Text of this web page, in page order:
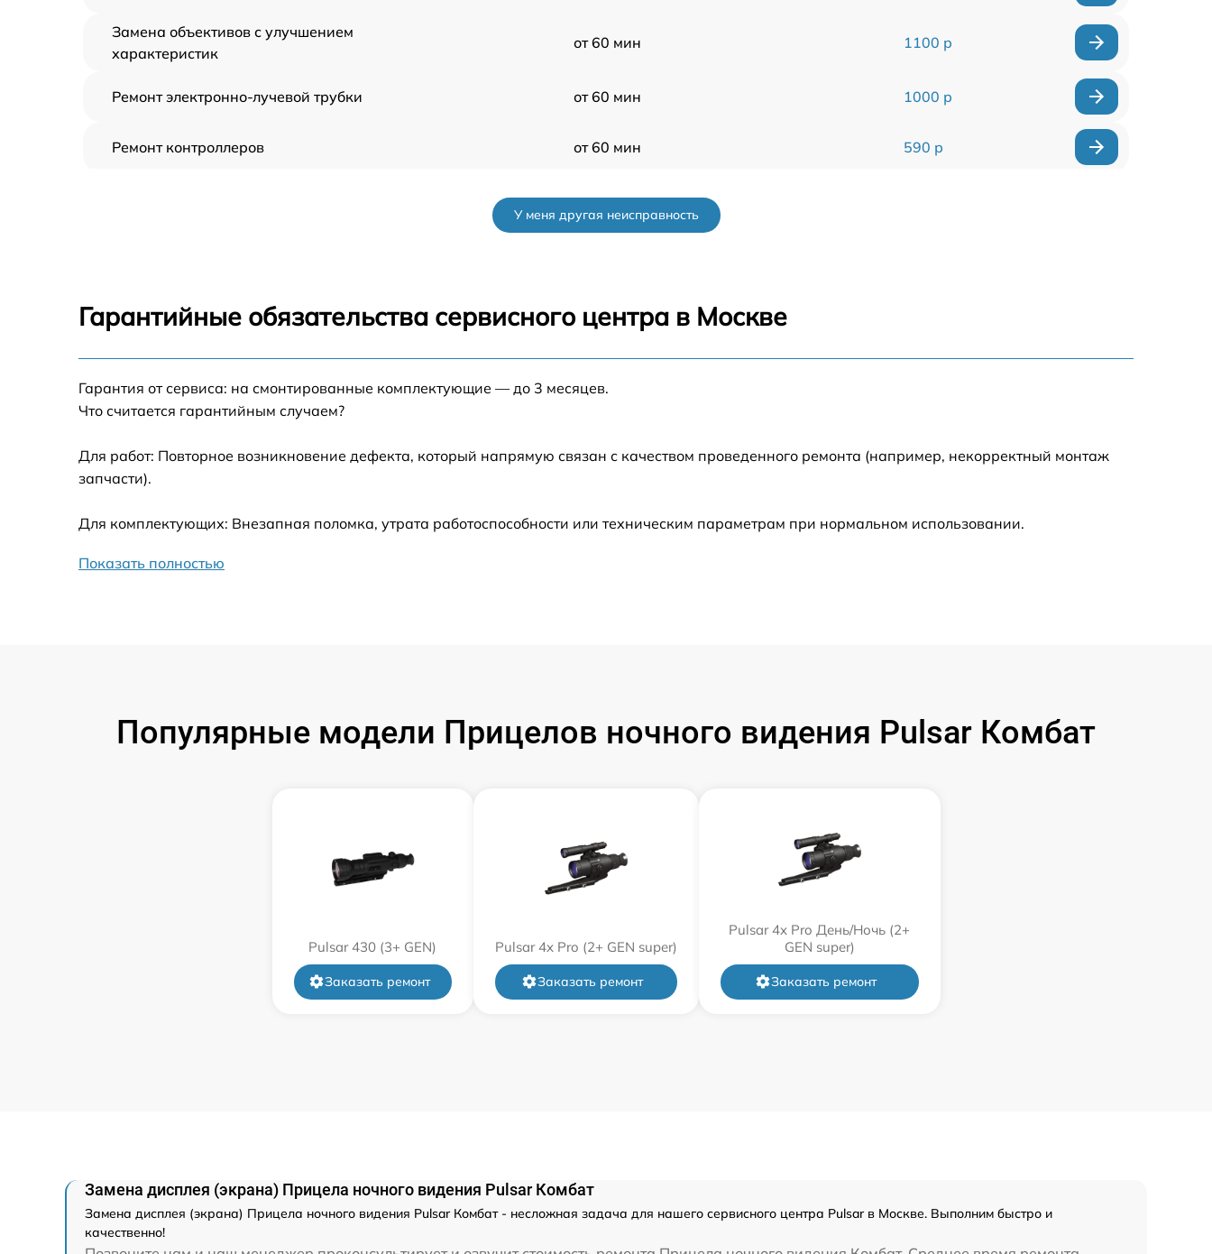
Замена объективов с улучшением
характеристик
от 60 мин 1100 р
Ремонт электронно-лучевой трубки от 60 мин 1000 р
Ремонт контроллеров от 60 мин 590 р
от 60 мин
Калибровка и настройка тепловизора от 60 мин
других устройств
от 60 мин 750 р
Ремонт цепи питания
от 60 мин
Восстановление после попадания влаги от 60 мин 650 р
У меня другая неисправность
Гарантийные обязательства сервисного центра в Москве
Гарантия от сервиса: на смонтированные комплектующие — до 3 месяцев.
Что считается гарантийным случаем?
Для работ: Повторное возникновение дефекта, который напрямую связан с качеством проведенного ремонта (например, некорректный монтаж
запчасти).
Для комплектующих: Внезапная поломка, утрата работоспособности или техническим параметрам при нормальном использовании.
Показать полностью
Популярные модели Прицелов ночного видения Pulsar Комбат
Pulsar 430 (3+ GEN)
Заказать ремонт
Pulsar 4x Pro (2+ GEN super)
Заказать ремонт
Pulsar 4x Pro День/Ночь (2+
GEN super)
Заказать ремонт
Замена дисплея (экрана) Прицела ночного видения Pulsar Комбат
Замена дисплея (экрана) Прицела ночного видения Pulsar Комбат - несложная задача для нашего сервисного центра Pulsar в Москве. Выполним быстро и
качественно!